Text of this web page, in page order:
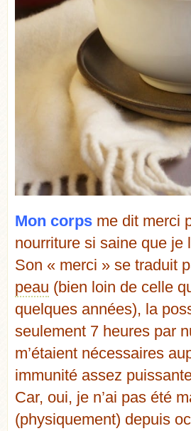
Mon corps me dit merci
nourriture si saine que je
Son « merci » se traduit
peau (bien loin de celle
quelques années), la
seulement 7 heures par
m’étaient nécessaires
immunité assez
Car, oui, je n’ai pas été
(physiquement) depuis